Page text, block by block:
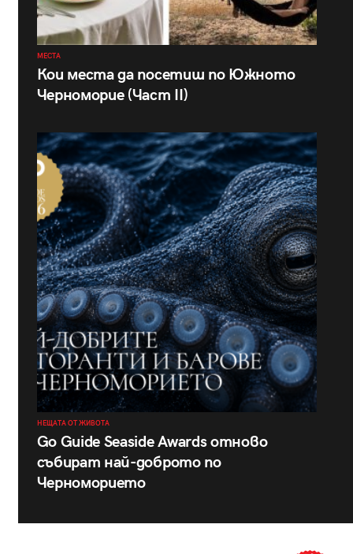
МЕСТА
Кои места да посетиш по Южното
Черноморие (Част II)
НЕЩАТА ОТ ЖИВОТА
Go Guide Seaside Awards отново
събират най-доброто по
Черноморието